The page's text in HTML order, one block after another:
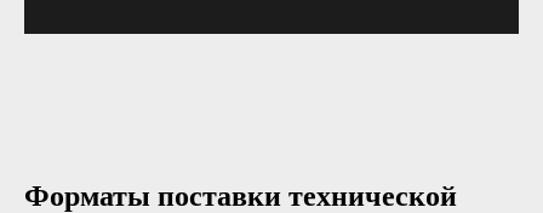
Форматы поставки технической